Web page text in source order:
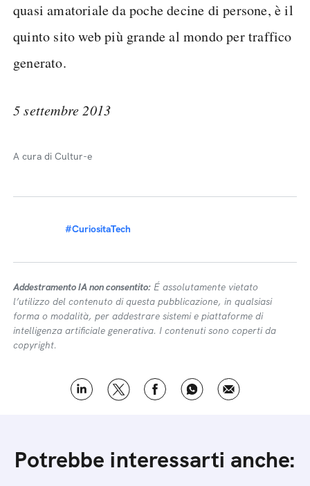
quasi amatoriale da poche decine di persone, è il
quinto sito web più grande al mondo per traffico
generato.
5 settembre 2013
A cura di Cultur-e
#CuriositaTech
Addestramento IA non consentito: É assolutamente vietato
l’utilizzo del contenuto di questa pubblicazione, in qualsiasi
forma o modalità, per addestrare sistemi e piattaforme di
intelligenza artificiale generativa. I contenuti sono coperti da
copyright.
Potrebbe interessarti anche: